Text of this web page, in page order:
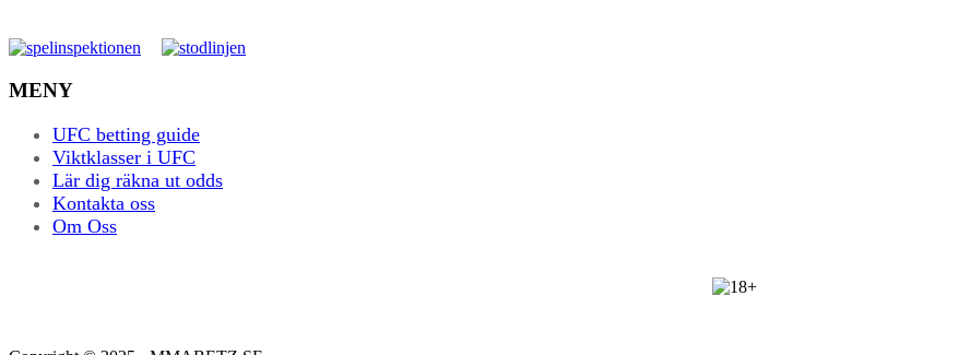
MENY
UFC betting guide
Viktklasser i UFC
Lär dig räkna ut odds
Kontakta oss
Om Oss